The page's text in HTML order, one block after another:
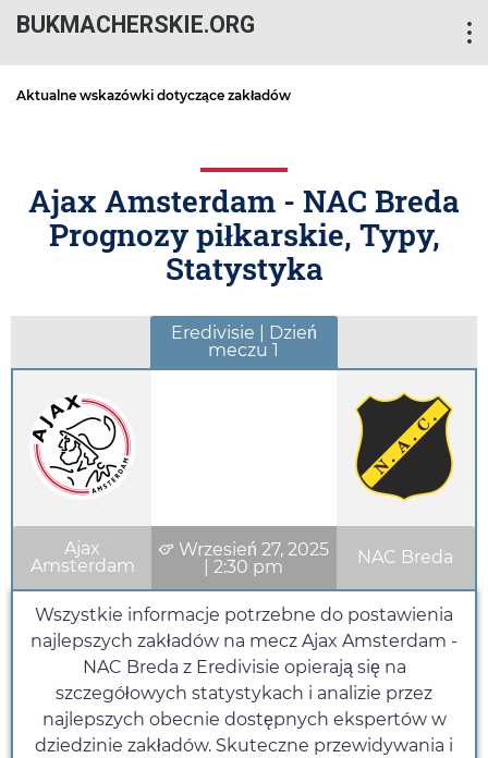
BUKMACHERSKIE.ORG
Aktualne wskazówki dotyczące zakładów
Ajax Amsterdam - NAC Breda
Prognozy piłkarskie, Typy,
Statystyka
Eredivisie | Dzień
meczu 1
Ajax
Amsterdam
Wrzesień 27, 2025
|2:30 pm NAC Breda
Wszystkie informacje potrzebne do postawienia
najlepszych zakładów na mecz Ajax Amsterdam -
NAC Breda z Eredivisie opierają się na
szczegółowych statystykach i analizie przez
najlepszych obecnie dostępnych ekspertów w
dziedzinie zakładów. Skuteczne przewidywania i